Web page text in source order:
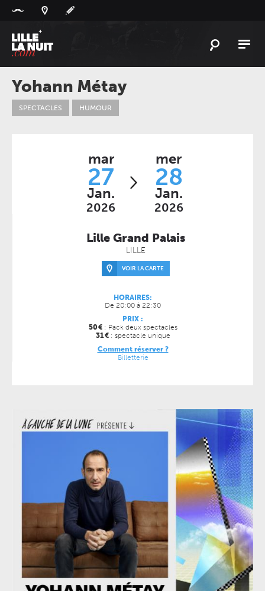
L'ACTU
L'AGENDA
Yohann Métay
SPECTACLES HUMOUR
mar
27
Jan.
2026
mer
28
Jan.
2026
Lille Grand Palais
LILLE
VOIR LA CARTE
HORAIRES:
De 20:00 à 22:30
PRIX :
50€ : Pack deux spectacles
31€ : spectacle unique
Comment réserver ?
Billetterie
Panneau de gestion des cookies